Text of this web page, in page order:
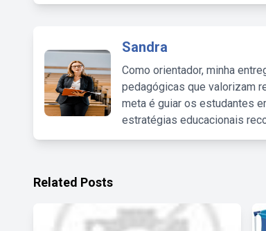
Sandra
Como orientador, minha
pedagógicas que valorizam
meta é guiar os estudantes
estratégias educacionais
Related Posts